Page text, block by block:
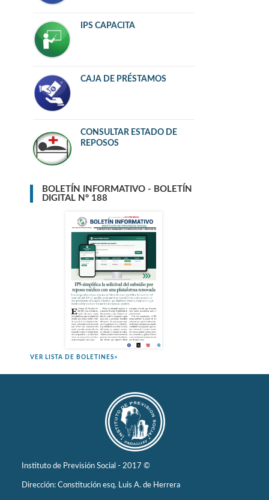
IPS CAPACITA
CAJA DE PRÉSTAMOS
CONSULTAR ESTADO DE
REPOSOS
BOLETÍN INFORMATIVO - BOLETÍN
DIGITAL N° 188
VER LISTA DE BOLETINES>
Instituto de Previsión Social - 2017 ©
Dirección: Constitución esq. Luis A. de Herrera